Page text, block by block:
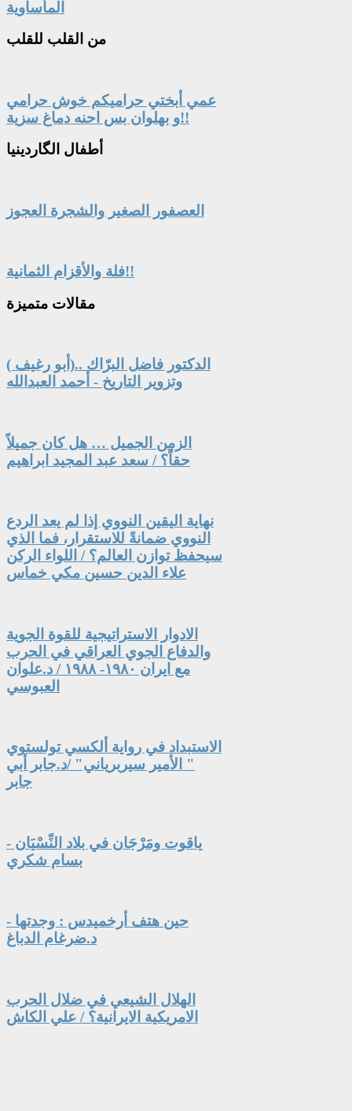
المأساوية
من القلب للقلب
عمي أبختي حراميكم خوش حرامي
و بهلوان بس احنه دماغ سزية!!
أطفال الگاردينيا
العصفور الصغير والشجرة العجوز
فلة والأقزام الثمانية!!
مقالات متميزة
الدكتور فاضل البرّاك ..(أبو رغيف )
وتزوير التاريخ - أحمد العبدالله
الزمن الجميل … هل كان جميلاً
حقاً؟ / سعد عبد المجيد ابراهيم
نهاية اليقين النووي إذا لم يعد الردع
النووي ضمانةً للاستقرار، فما الذي
سيحفظ توازن العالم؟ / اللواء الركن
علاء الدين حسين مكي خماس
الادوار الاستراتيجية للقوة الجوية
والدفاع الجوي العراقي في الحرب
مع ايران ١٩٨٠- ١٩٨٨ / د.علوان
العبوسي
الاستبداد في رواية ألكسي تولستوي
" الأمير سيربرياني" /د.جابر أبي
جابر
ياقوت ومَرْجَان في بلاد النِّسْيَان -
بسام شكري
حين هتف أرخميدس : وجدتها -
د.ضرغام الدباغ
الهلال الشيعي في ضلال الحرب
الامريكية الايرانية؟ / علي الكاش